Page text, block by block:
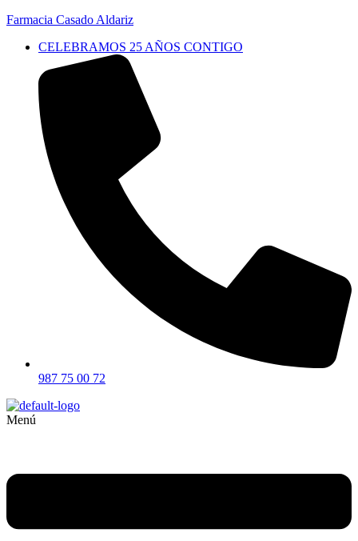
Farmacia Casado Aldariz
CELEBRAMOS 25 AÑOS CONTIGO
987 75 00 72
Menú